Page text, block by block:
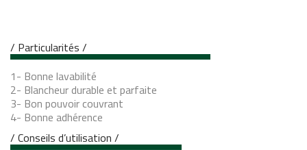
/ Particularités /
1- Bonne lavabilité
2- Blancheur durable et parfaite
3- Bon pouvoir couvrant
4- Bonne adhérence
/ Conseils d’utilisation /